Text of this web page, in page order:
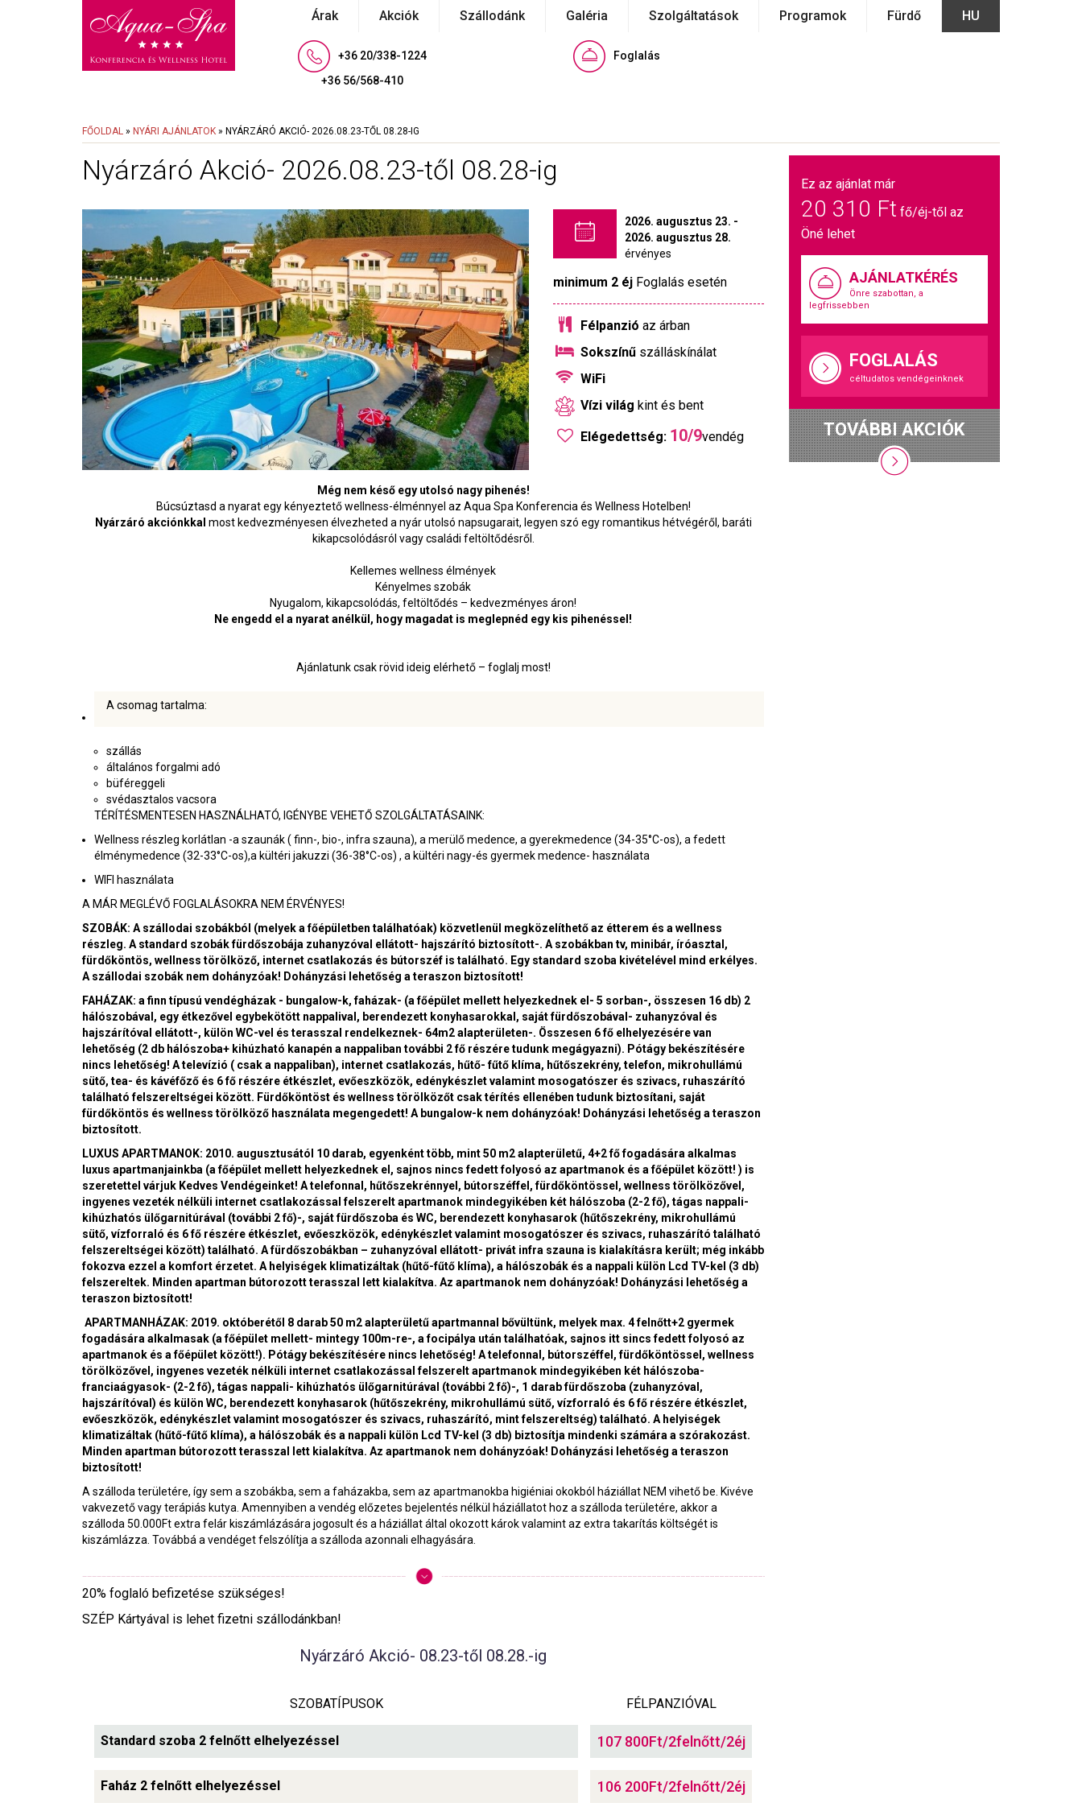
Árak Akciók Szállodánk Galéria Szolgáltatások Programok Fürdő HU
+36 20/338-1224
+36 56/568-410
Foglalás
FŐOLDAL » NYÁRI AJÁNLATOK » NYÁRZÁRÓ AKCIÓ- 2026.08.23-TŐL 08.28-IG
Nyárzáró Akció- 2026.08.23-től 08.28-ig
2026. augusztus 23. -
2026. augusztus 28.
érvényes
minimum 2 éjFoglalás esetén
Félpanzió az árban
Sokszínűszálláskínálat
WiFi
Vízi világ kint és bent
Elégedettség: 10/9vendég
Még nem késő egy utolsó nagy pihenés!
Búcsúztasd a nyarat egy kényeztető wellness-élménnyel az Aqua Spa Konferencia és Wellness Hotelben!
Nyárzáró akciónkkal most kedvezményesen élvezheted a nyár utolsó napsugarait, legyen szó egy romantikus hétvégéről, baráti
kikapcsolódásról vagy családi feltöltődésről.
Kellemes wellness élmények
Kényelmes szobák
Nyugalom, kikapcsolódás, feltöltődés – kedvezményes áron!
Ne engedd el a nyarat anélkül, hogy magadat is meglepnéd egy kis pihenéssel!
Ajánlatunk csak rövid ideig elérhető – foglalj most!
A csomag tartalma:
szállás
általános forgalmi adó
büféreggeli
svédasztalos vacsora
TÉRÍTÉSMENTESEN HASZNÁLHATÓ, IGÉNYBE VEHETŐ SZOLGÁLTATÁSAINK:
Wellness részleg korlátlan -a szaunák ( finn-, bio-, infra szauna), a merülő medence, a gyerekmedence (34-35°C-os), a fedett
élménymedence (32-33°C-os),a kültéri jakuzzi (36-38°C-os) , a kültéri nagy-és gyermek medence- használata
WIFI használata
A MÁR MEGLÉVŐ FOGLALÁSOKRA NEM ÉRVÉNYES!
SZOBÁK: A szállodai szobákból (melyek a főépületben találhatóak) közvetlenül megközelíthető az étterem és a wellness
részleg. A standard szobák fürdőszobája zuhanyzóval ellátott- hajszárító biztosított-. A szobákban tv, minibár, íróasztal,
fürdőköntös, wellness törölköző, internet csatlakozás és bútorszéf is található. Egy standard szoba kivételével mind erkélyes.
A szállodai szobák nem dohányzóak! Dohányzási lehetőség a teraszon biztosított!
FAHÁZAK: a finn típusú vendégházak - bungalow-k, faházak- (a főépület mellett helyezkednek el- 5 sorban-, összesen 16 db) 2
hálószobával, egy étkezővel egybekötött nappalival, berendezett konyhasarokkal, saját fürdőszobával- zuhanyzóval és
hajszárítóval ellátott-, külön WC-vel és terasszal rendelkeznek- 64m2 alapterületen-. Összesen 6 fő elhelyezésére van
lehetőség (2 db hálószoba+ kihúzható kanapén a nappaliban további 2 fő részére tudunk megágyazni). Pótágy bekészítésére
nincs lehetőség! A televízió ( csak a nappaliban), internet csatlakozás, hűtő- fűtő klíma, hűtőszekrény, telefon, mikrohullámú
sütő, tea- és kávéfőző és 6 fő részére étkészlet, evőeszközök, edénykészlet valamint mosogatószer és szivacs, ruhaszárító
található felszereltségei között. Fürdőköntöst és wellness törölközőt csak térítés ellenében tudunk biztosítani, saját
fürdőköntös és wellness törölköző használata megengedett! A bungalow-k nem dohányzóak! Dohányzási lehetőség a teraszon
biztosított.
LUXUS APARTMANOK: 2010. augusztusától 10 darab, egyenként több, mint 50 m2 alapterületű, 4+2 fő fogadására alkalmas
luxus apartmanjainkba (a főépület mellett helyezkednek el, sajnos nincs fedett folyosó az apartmanok és a főépület között! ) is
szeretettel várjuk Kedves Vendégeinket! A telefonnal, hűtőszekrénnyel, bútorszéffel, fürdőköntössel, wellness törölközővel,
ingyenes vezeték nélküli internet csatlakozással felszerelt apartmanok mindegyikében két hálószoba (2-2 fő), tágas nappali-
kihúzhatós ülőgarnitúrával (további 2 fő)-, saját fürdőszoba és WC, berendezett konyhasarok (hűtőszekrény, mikrohullámú
sütő, vízforraló és 6 fő részére étkészlet, evőeszközök, edénykészlet valamint mosogatószer és szivacs, ruhaszárító található
felszereltségei között) található. A fürdőszobákban – zuhanyzóval ellátott- privát infra szauna is kialakításra került; még inkább
fokozva ezzel a komfort érzetet. A helyiségek klimatizáltak (hűtő-fűtő klíma), a hálószobák és a nappali külön Lcd TV-kel (3 db)
felszereltek. Minden apartman bútorozott terasszal lett kialakítva. Az apartmanok nem dohányzóak! Dohányzási lehetőség a
teraszon biztosított!
APARTMANHÁZAK: 2019. októberétől 8 darab 50 m2 alapterületű apartmannal bővültünk, melyek max. 4 felnőtt+2 gyermek
fogadására alkalmasak (a főépület mellett- mintegy 100m-re-, a focipálya után találhatóak, sajnos itt sincs fedett folyosó az
apartmanok és a főépület között!). Pótágy bekészítésére nincs lehetőség! A telefonnal, bútorszéffel, fürdőköntössel, wellness
törölközővel, ingyenes vezeték nélküli internet csatlakozással felszerelt apartmanok mindegyikében két hálószoba-
franciaágyasok- (2-2 fő), tágas nappali- kihúzhatós ülőgarnitúrával (további 2 fő)-, 1 darab fürdőszoba (zuhanyzóval,
hajszárítóval) és külön WC, berendezett konyhasarok (hűtőszekrény, mikrohullámú sütő, vízforraló és 6 fő részére étkészlet,
evőeszközök, edénykészlet valamint mosogatószer és szivacs, ruhaszárító, mint felszereltség) található. A helyiségek
klimatizáltak (hűtő-fűtő klíma), a hálószobák és a nappali külön Lcd TV-kel (3 db) biztosítja mindenki számára a szórakozást.
Minden apartman bútorozott terasszal lett kialakítva. Az apartmanok nem dohányzóak! Dohányzási lehetőség a teraszon
biztosított!
A szálloda területére, így sem a szobákba, sem a faházakba, sem az apartmanokba higiéniai okokból háziállat NEM vihető be. Kivéve
vakvezető vagy terápiás kutya. Amennyiben a vendég előzetes bejelentés nélkül háziállatot hoz a szálloda területére, akkor a
szálloda 50.000Ft extra felár kiszámlázására jogosult és a háziállat által okozott károk valamint az extra takarítás költségét is
kiszámlázza. Továbbá a vendéget felszólítja a szálloda azonnali elhagyására.
20% foglaló befizetése szükséges!
SZÉP Kártyával is lehet fizetni szállodánkban!
Nyárzáró Akció- 08.23-től 08.28.-ig
SZOBATÍPUSOK FÉLPANZIÓVAL
Standard szoba 2 felnőtt elhelyezéssel 107 800Ft/2felnőtt/2éj
Faház 2 felnőtt elhelyezéssel 106 200Ft/2felnőtt/2éj
Ez az ajánlat már
20 310 Ft fő/éj-től az
Öné lehet
AJÁNLATKÉRÉS
Önre szabottan, a
legfrissebben
FOGLALÁS
céltudatos vendégeinknek
TOVÁBBI AKCIÓK